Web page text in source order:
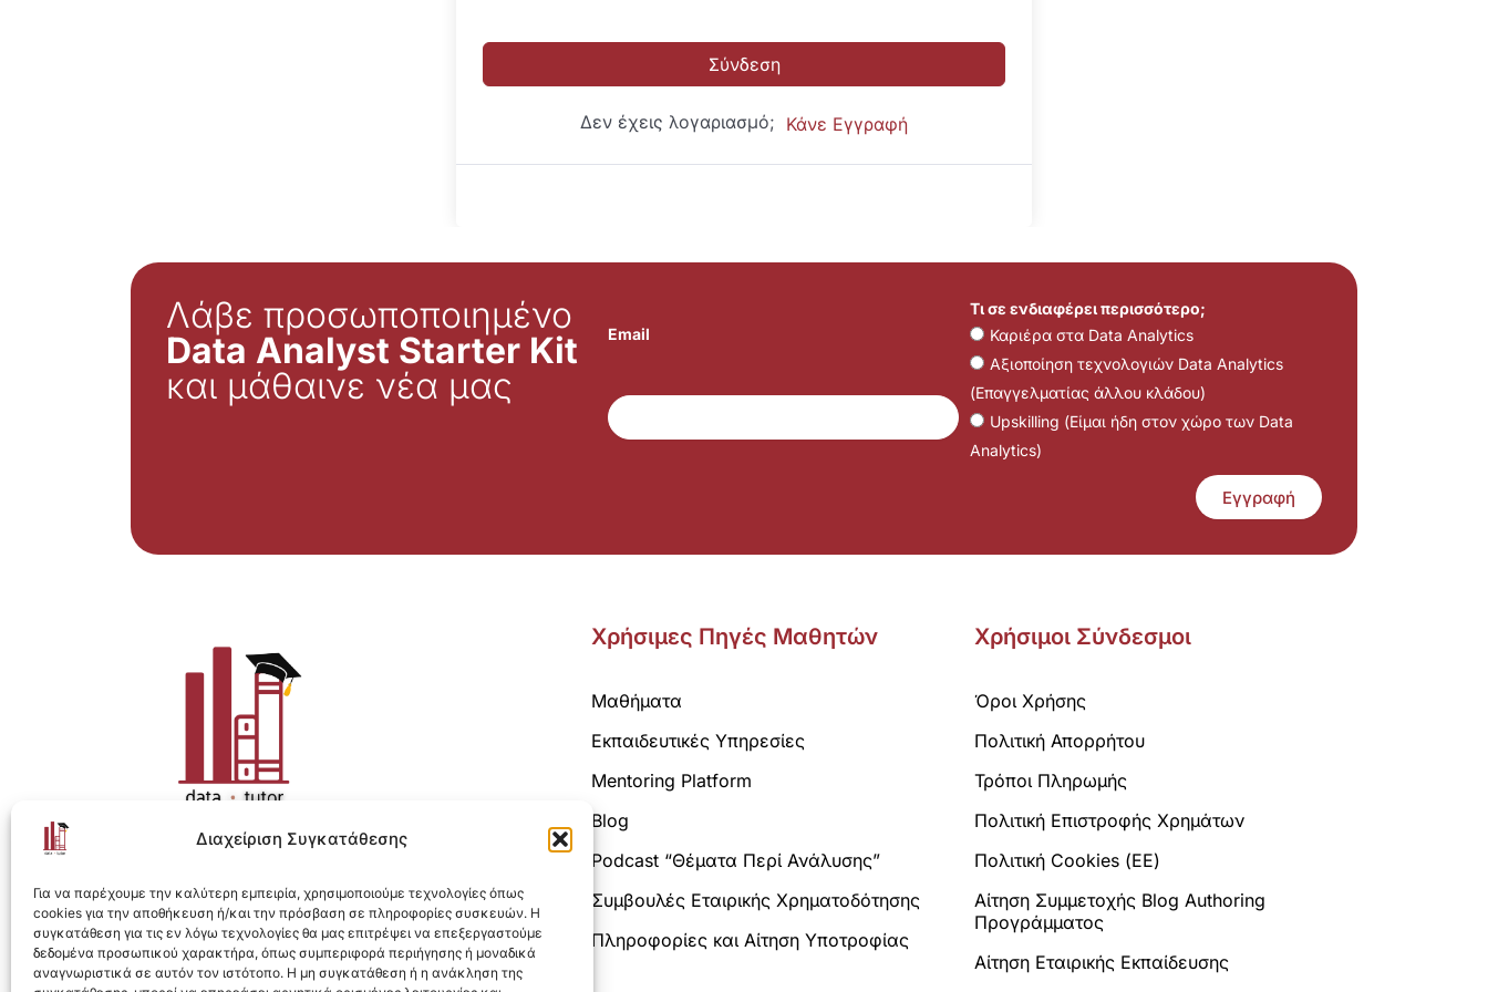
Διαχείριση Συγκατάθεσης
Για να παρέχουμε την καλύτερη εμπειρία, χρησιμοποιούμε τεχνολογίες όπως
cookies για την αποθήκευση ή/και την πρόσβαση σε πληροφορίες συσκευών. Η
συγκατάθεση για τις εν λόγω τεχνολογίες θα μας επιτρέψει να επεξεργαστούμε
δεδομένα προσωπικού χαρακτήρα, όπως συμπεριφορά περιήγησης ή μοναδικά
αναγνωριστικά σε αυτόν τον ιστότοπο. Η μη συγκατάθεση ή η ανάκληση της
Σύνδεση
Δεν έχεις λογαριασμό; Κάνε Εγγραφή
Λάβε προσωποποιημένο
Data Analyst Starter Kit
και μάθαινε νέα μας
Email
Τι σε ενδιαφέρει περισσότερο;
Καριέρα στα Data Analytics
Αξιοποίηση τεχνολογιών Data Analytics
(Επαγγελματίας άλλου κλάδου)
Upskilling (Είμαι ήδη στον χώρο των Data
Analytics)
Εγγραφή
Η ολοκληρωμένη e-learning λύση για Data Analytics.
Χρήσιμες Πηγές Μαθητών
Μαθήματα
Εκπαιδευτικές Υπηρεσίες
Mentoring Platform
Blog
Podcast “Θέματα Περί Ανάλυσης”
Συμβουλές Εταιρικής Χρηματοδότησης
Πληροφορίες και Αίτηση Υποτροφίας
Χρήσιμοι Σύνδεσμοι
Όροι Χρήσης
Πολιτική Απορρήτου
Τρόποι Πληρωμής
Πολιτική Επιστροφής Χρημάτων
Πολιτική Cookies (ΕΕ)
Αίτηση Συμμετοχής Blog Authoring
Προγράμματος
Αίτηση Εταιρικής Εκπαίδευσης